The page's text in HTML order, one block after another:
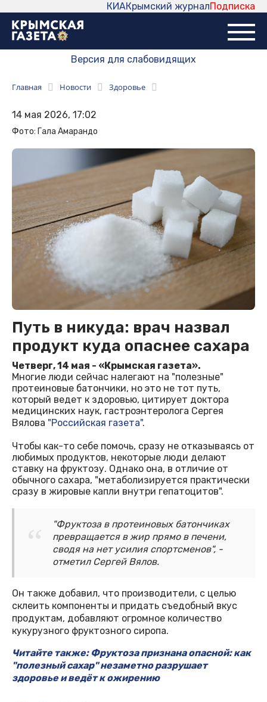
Подписка
Крымский журнал
КИА
Версия для слабовидящих
Главная Новости Здоровье
14 мая 2026, 17:02
Фото: Гала Амарандо
Путь в никуда: врач назвал
продукт куда опаснее сахара
Четверг, 14 мая - «Крымская газета».
Многие люди сейчас налегают на "полезные"
протеиновые батончики, но это не тот путь,
который ведет к здоровью, цитирует доктора
медицинских наук, гастроэнтеролога Сергея
Вялова "Российская газета".
Чтобы как-то себе помочь, сразу не отказываясь от
любимых продуктов, некоторые люди делают
ставку на фруктозу. Однако она, в отличие от
обычного сахара, "метаболизируется практически
сразу в жировые капли внутри гепатоцитов".
"Фруктоза в протеиновых батончиках
превращается в жир прямо в печени,
сводя на нет усилия спортсменов", -
отметил Сергей Вялов.
Он также добавил, что производители, с целью
склеить компоненты и придать съедобный вкус
продуктам, добавляют огромное количество
кукурузного фруктозного сиропа.
Читайте также: Фруктоза признана опасной: как
"полезный сахар" незаметно разрушает
здоровье и ведёт к ожирению